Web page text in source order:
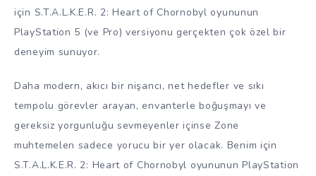
için S.T.A.L.K.E.R. 2: Heart of Chornobyl oyununun
PlayStation 5 (ve Pro) versiyonu gerçekten çok özel bir
deneyim sunuyor.
Daha modern, akıcı bir nişancı, net hedefler ve sıkı
tempolu görevler arayan, envanterle boğuşmayı ve
gereksiz yorgunluğu sevmeyenler içinse Zone
muhtemelen sadece yorucu bir yer olacak. Benim için
S.T.A.L.K.E.R. 2: Heart of Chornobyl oyununun PlayStation